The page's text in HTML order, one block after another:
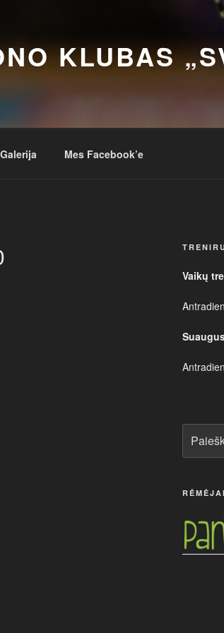
KLUBAS
Galerija Mes Facebook’e
Vaikų